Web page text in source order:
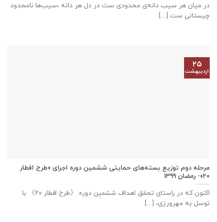
در میان هر سیب دانه‌ی محدودی ست در دل هر دانه ،سیب‌ها نامحدود
چیستانی ست [...]
مرحله دوم توزیع بسته‌های حمایتی ششمین دوره اجرای «طرح افطار
۲۰»- رمضان ۱۳۹۹
اکنون که در راستای تحقق اهداف ششمین دوره 《طرح افطار ۲۰》 با
توسل به مهرورزی، [...]
۲۵
اردیبهشت